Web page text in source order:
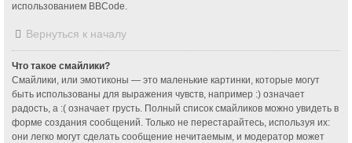
использованием BBCode.
Вернуться к началу
Что такое смайлики?
Смайлики, или эмотиконы — это маленькие картинки, которые могут
быть использованы для выражения чувств, например :) означает
радость, а :( означает грусть. Полный список смайликов можно увидеть в
форме создания сообщений. Только не перестарайтесь, используя их:
они легко могут сделать сообщение нечитаемым, и модератор может